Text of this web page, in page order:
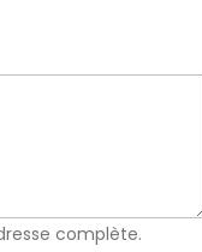
complète.